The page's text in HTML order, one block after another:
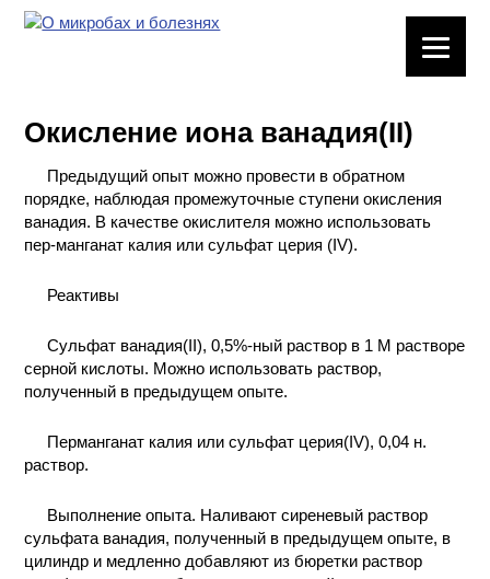
ХИМИЧЕСКАЯ
ВРЕДНЫЕ
ФАКТОРЫ
МЕТОДЫ
ХИМИИ
ХИМИЯ НА
И ХИМИЧЕСКАЯ
ТЕХНОЛОГИЯ
КОНТАКТЫ
Окисление иона ванадия(II)
Предыдущий опыт можно провести в обратном
порядке, наблюдая промежуточные ступени окисления
ванадия. В качестве окислителя можно использовать
пер-манганат калия или сульфат церия (IV).
Реактивы
Сульфат ванадия(II), 0,5%-ный раствор в 1 М растворе
серной кислоты. Можно использовать раствор,
полученный в предыдущем опыте.
Перманганат калия или сульфат церия(IV), 0,04 н.
раствор.
Выполнение опыта. Наливают сиреневый раствор
сульфата ванадия, полученный в предыдущем опыте, в
цилиндр и медленно добавляют из бюретки раствор